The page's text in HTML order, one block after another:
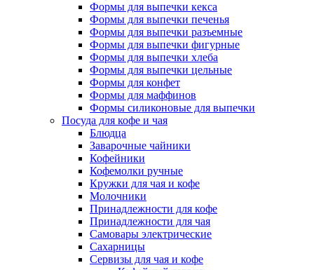
Формы для выпечки кекса
Формы для выпечки печенья
Формы для выпечки разъемные
Формы для выпечки фигурные
Формы для выпечки хлеба
Формы для выпечки цельные
Формы для конфет
Формы для маффинов
Формы силиконовые для выпечки
Посуда для кофе и чая
Блюдца
Заварочные чайники
Кофейники
Кофемолки ручные
Кружки для чая и кофе
Молочники
Принадлежности для кофе
Принадлежности для чая
Самовары электрические
Сахарницы
Сервизы для чая и кофе